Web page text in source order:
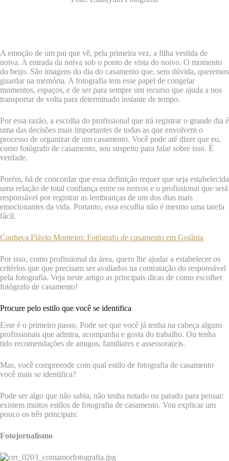
A emoção de um pai que vê, pela primeira vez, a filha vestida de
noiva. A entrada da noiva sob o ponto de vista do noivo. O momento
do beijo. São imagens do dia do casamento que, sem dúvida, queremos
guardar na memória. A fotografia tem esse papel de congelar
momentos, espaços, e de ser para sempre um recurso que ajuda a nos
transportar de volta para determinado instante de tempo.
Por essa razão, a escolha do profissional que irá registrar o grande dia é
uma das decisões mais importantes de todas as que envolvem o
processo de organizar de um casamento. Você pode até dizer que eu,
como fotógrafo de casamento, sou suspeito para falar sobre isso. É
verdade.
Porém, há de concordar que essa definição requer que seja estabelecida
uma relação de total confiança entre os noivos e o profissional que será
responsável por registrar as lembranças de um dos dias mais
emocionantes da vida. Portanto, essa escolha não é mesmo uma tarefa
fácil.
Conheça Flávio Monteiro: Fotógrafo de casamento em Goiânia
Por isso, como profissional da área, quero lhe ajudar a estabelecer os
critérios que que precisam ser avaliados na contratação do responsável
pela fotografia. Veja neste artigo as principais dicas de como escolher
fotógrafo de casamento!
Procure pelo estilo que você se identifica
Esse é o primeiro passo. Pode ser que você já tenha na cabeça alguns
profissionais que admira, acompanha e gosta do trabalho. Ou tenha
tido recomendações de amigos, familiares e assessora(e)s.
Mas, você compreende com qual estilo de fotografia de casamento
você mais se identifica?
Pode ser algo que não sabia, não tenha notado ou parado para pensar:
existem muitos estilos de fotografia de casamento. Vou explicar um
pouco os três principais:
Fotojornalismo